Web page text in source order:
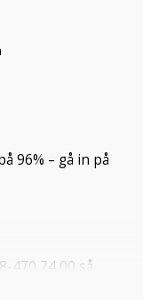
96% – gå in på
470 74 00 så